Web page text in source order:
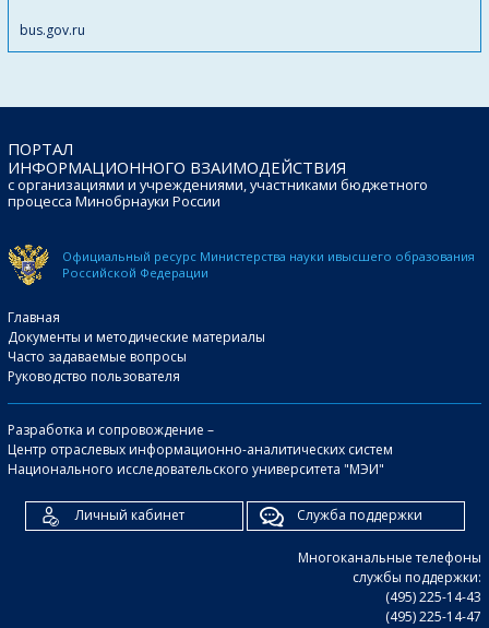
bus.gov.ru
ПОРТАЛ
ИНФОРМАЦИОННОГО ВЗАИМОДЕЙСТВИЯ
с организациями и учреждениями, участниками бюджетного
процесса Минобрнауки России
Официальный ресурс Министерства науки ивысшего образования
Российской Федерации
Главная
Документы и методические материалы
Часто задаваемые вопросы
Руководство пользователя
Разработка и сопровождение –
Центр отраслевых информационно-аналитических систем
Национального исследовательского университета "МЭИ"
Личный кабинет Служба поддержки
Многоканальные телефоны
службы поддержки:
(495) 225-14-43
(495) 225-14-47